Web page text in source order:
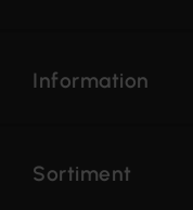
Information
Sortiment